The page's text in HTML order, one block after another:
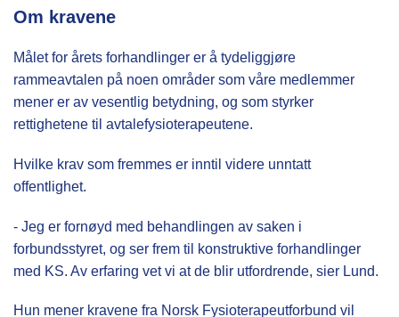
Om kravene
Målet for årets forhandlinger er å tydeliggjøre
rammeavtalen på noen områder som våre medlemmer
mener er av vesentlig betydning, og som styrker
rettighetene til avtalefysioterapeutene.
Hvilke krav som fremmes er inntil videre unntatt
offentlighet.
- Jeg er fornøyd med behandlingen av saken i
forbundsstyret, og ser frem til konstruktive forhandlinger
med KS. Av erfaring vet vi at de blir utfordrende, sier Lund.
Hun mener kravene fra Norsk Fysioterapeutforbund vil